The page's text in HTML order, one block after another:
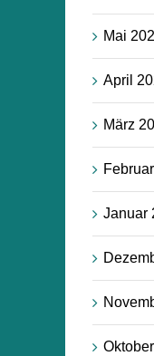
Mai
April
März
Januar